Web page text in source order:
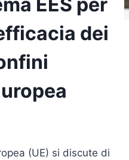
dei
(UE) si discute di